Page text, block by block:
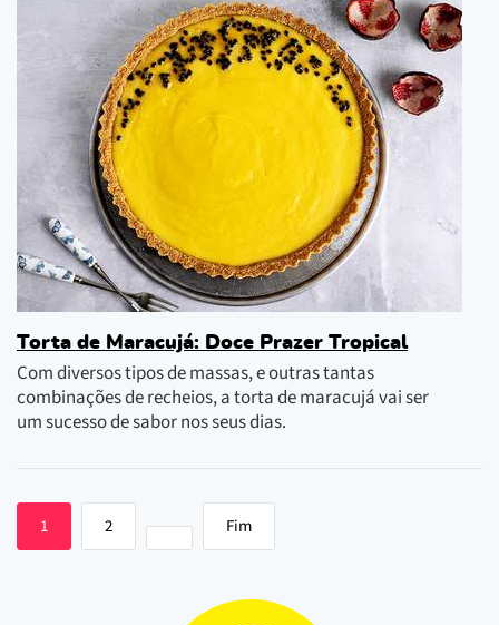
Torta de Maracujá: Doce Prazer Tropical
Com diversos tipos de massas, e outras tantas
combinações de recheios, a torta de maracujá vai ser
um sucesso de sabor nos seus dias.
1 2 Fim